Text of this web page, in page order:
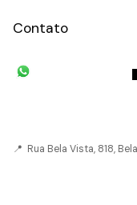
Contato
📍 Rua Bela Vista, 818,